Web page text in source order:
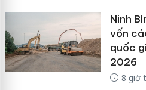
Ninh
vốn
quốc
2026
8 giờ